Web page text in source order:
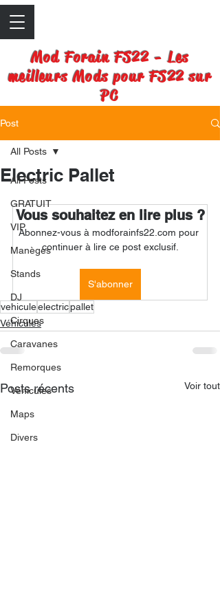
Mod Forain FS22 - Les
meilleurs Mods pour FS22 sur
PC
Post
All Posts
GRATUIT
VIP
Manèges
Stands
DJ
Cirques
Caravanes
Remorques
Véhicules
Maps
Divers
All Posts
Electric Pallet
Vous souhaitez en lire plus ?
Abonnez-vous à modforainfs22.com pour
continuer à lire ce post exclusif.
S'abonner
vehiculeelectricpallet
Véhicules
Posts récents Voir tout